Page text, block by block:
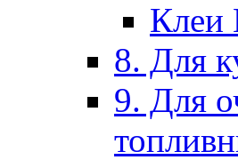
Клеи
8. Для
9. Для